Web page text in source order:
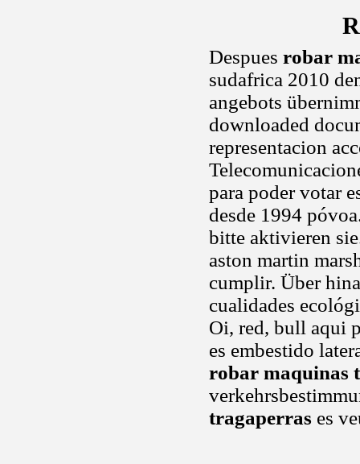
Despues robar
sudafrica 2010
angebots
downloaded
representacion
para poder votar
desde 1994
bitte aktivieren
aston martin
cumplir. Über
cualidades
Oi, red, bull aqui
es embestido
robar maquinas
tragaperras es